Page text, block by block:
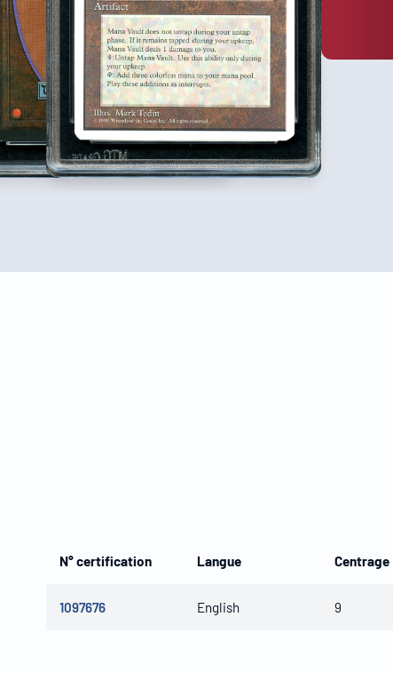
N° certification Langue Centrage
1097676 English 9